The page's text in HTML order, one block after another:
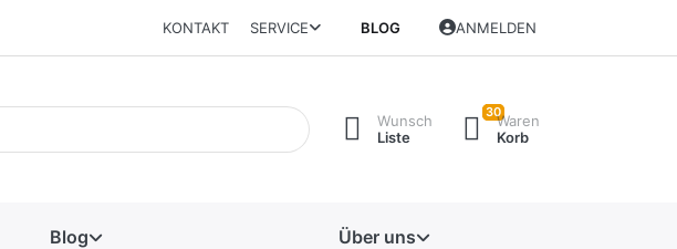
KONTAKT SERVICE BLOG ANMELDEN
Wunsch
Liste
30Waren
Korb
Blog Über uns